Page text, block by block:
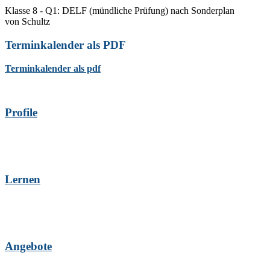
Klasse 8 - Q1: DELF (mündliche Prüfung) nach Sonderplan
von Schultz
Terminkalender als PDF
Terminkalender als pdf
Profile
Lernen
Angebote